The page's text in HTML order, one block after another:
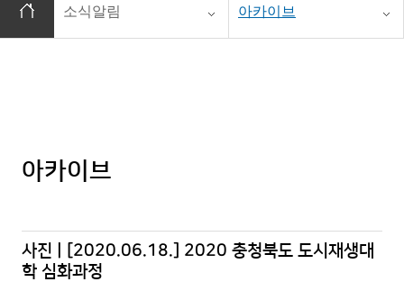
소식알림 아카이브
아카이브
사진 | [2020.06.18.] 2020 충청북도 도시재생대
학 심화과정